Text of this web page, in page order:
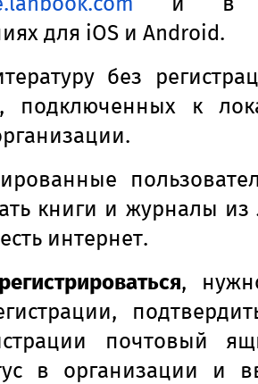
для iOS и Android.
без
подключенных к
книги и журналы
интернет.
,
почтовый
в организации и